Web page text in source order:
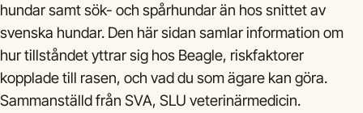
hundar samt sök- och spårhundar än hos snittet av
svenska hundar. Den här sidan samlar information om
hur tillståndet yttrar sig hos Beagle, riskfaktorer
kopplade till rasen, och vad du som ägare kan göra.
Sammanställd från SVA, SLU veterinärmedicin.